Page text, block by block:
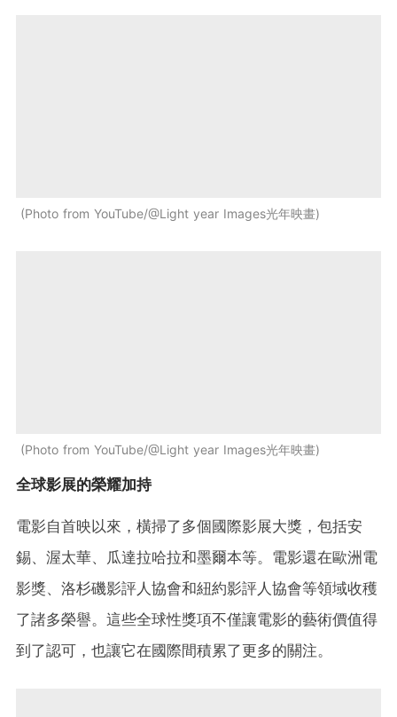
Photo from YouTube/@Light year Images光年映畫
Photo from YouTube/@Light year Images光年映畫
全球影展的榮耀加持
電影自首映以來，橫掃了多個國際影展大獎，包括安
錫、渥太華、瓜達拉哈拉和墨爾本等。電影還在歐洲電
影獎、洛杉磯影評人協會和紐約影評人協會等領域收穫
了諸多榮譽。這些全球性獎項不僅讓電影的藝術價值得
到了認可，也讓它在國際間積累了更多的關注。